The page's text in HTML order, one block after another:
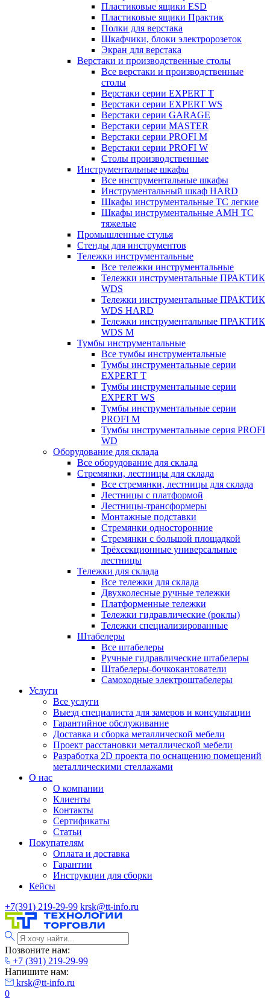
Пластиковые ящики ESD
Пластиковые ящики Практик
Полки для верстака
Шкафчики, блоки электророзеток
Экран для верстака
Верстаки и производственные столы
Все верстаки и производственные
столы
Верстаки серии EXPERT T
Верстаки серии EXPERT WS
Верстаки серии GARAGE
Верстаки серии MASTER
Верстаки серии PROFI M
Верстаки серии PROFI W
Столы производственные
Инструментальные шкафы
Все инструментальные шкафы
Инструментальный шкаф HARD
Шкафы инструментальные ТС легкие
Шкафы инструментальные AMH TC
тяжелые
Промышленные стулья
Стенды для инструментов
Тележки инструментальные
Все тележки инструментальные
Тележки инструментальные ПРАКТИК
WDS
Тележки инструментальные ПРАКТИК
WDS HARD
Тележки инструментальные ПРАКТИК
WDS M
Тумбы инструментальные
Все тумбы инструментальные
Тумбы инструментальные серии
EXPERT T
Тумбы инструментальные серии
EXPERT WS
Тумбы инструментальные серии
PROFI M
Тумбы инструментальные серия PROFI
WD
Оборудование для склада
Все оборудование для склада
Стремянки, лестницы для склада
Все стремянки, лестницы для склада
Лестницы с платформой
Лестницы-трансформеры
Монтажные подставки
Стремянки односторонние
Стремянки с большой площадкой
Трёхсекционные универсальные
лестницы
Тележки для склада
Все тележки для склада
Двухколесные ручные тележки
Платформенные тележки
Тележки гидравлические (роклы)
Тележки специализированные
Штабелеры
Все штабелеры
Ручные гидравлические штабелеры
Штабелеры-бочкокантователи
Самоходные электроштабелеры
Услуги
Все услуги
Выезд специалиста для замеров и консультации
Гарантийное обслуживание
Доставка и сборка металлической мебели
Проект расстановки металлической мебели
Разработка 2D проекта по оснащению помещений
металлическими стеллажами
О нас
О компании
Клиенты
Контакты
Сертификаты
Статьи
Покупателям
Оплата и доставка
Гарантии
Инструкции для сборки
Кейсы
+7(391) 219-29-99 krsk@tt-info.ru
Позвоните нам:
+7 (391) 219-29-99
Напишите нам:
krsk@tt-info.ru
0